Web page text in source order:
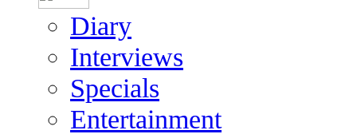
Diary
Interviews
Specials
Entertainment